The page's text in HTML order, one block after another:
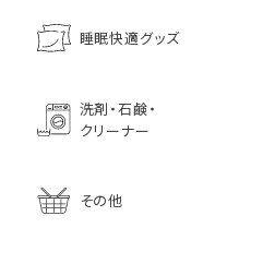
睡眠快適グッズ
洗剤・石鹸・
クリーナー
その他